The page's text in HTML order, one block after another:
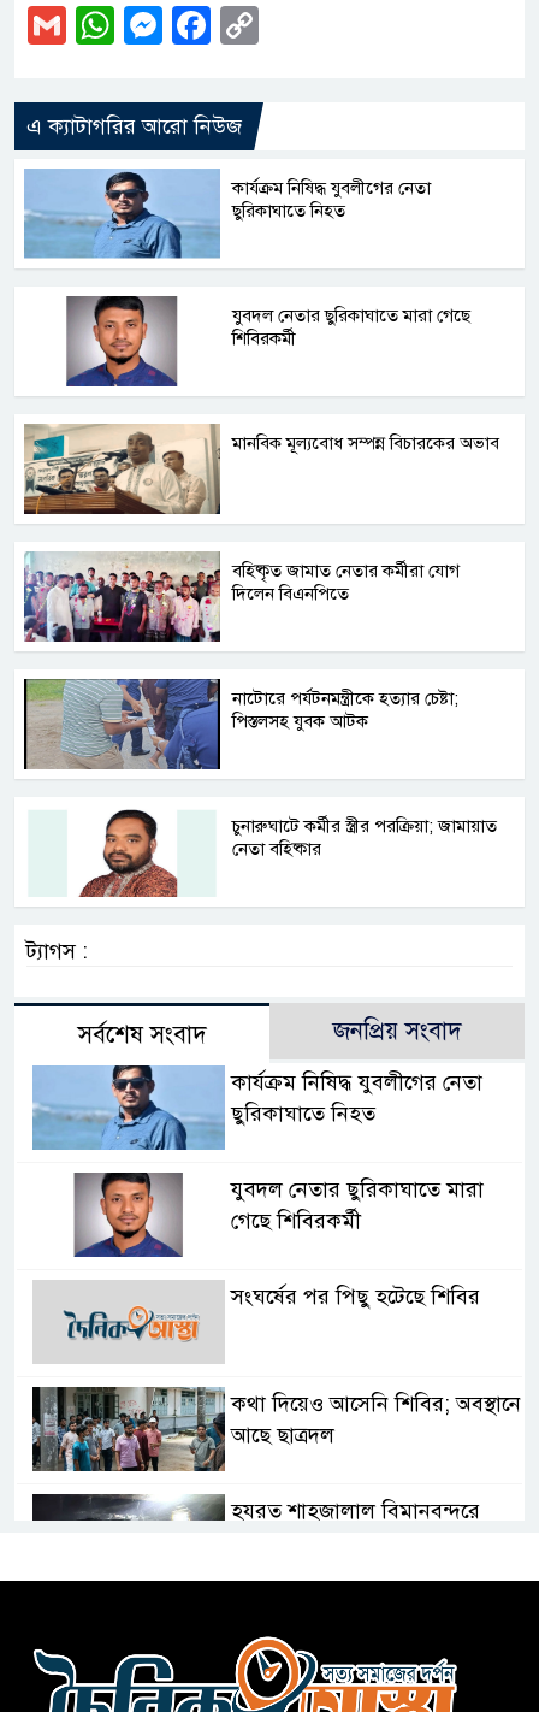
GmailWhatsApp
Messenger
Facebook
এ ক্যাটাগরির আরো নিউজ
কার্যক্রম নিষিদ্ধ যুবলীগের নেতা
ছুরিকাঘাতে নিহত
যুবদল নেতার ছুরিকাঘাতে মারা গেছে
শিবিরকর্মী
মানবিক মূল্যবোধ সম্পন্ন বিচারকের অভাব
বহিষ্কৃত জামাত নেতার কর্মীরা যোগ
দিলেন বিএনপিতে
নাটোরে পর্যটনমন্ত্রীকে হত্যার চেষ্টা;
পিস্তলসহ যুবক আটক
চুনারুঘাটে কর্মীর স্ত্রীর পরক্রিয়া; জামায়াত
নেতা বহিষ্কার
ট্যাগস :
সর্বশেষ সংবাদ জনপ্রিয় সংবাদ
কার্যক্রম নিষিদ্ধ যুবলীগের নেতা
ছুরিকাঘাতে নিহত
যুবদল নেতার ছুরিকাঘাতে মারা
গেছে শিবিরকর্মী
সংঘর্ষের পর পিছু হটেছে শিবির
কথা দিয়েও আসেনি শিবির; অবস্থানে
আছে ছাত্রদল
হযরত শাহজালাল বিমানবন্দরে
কিশোর